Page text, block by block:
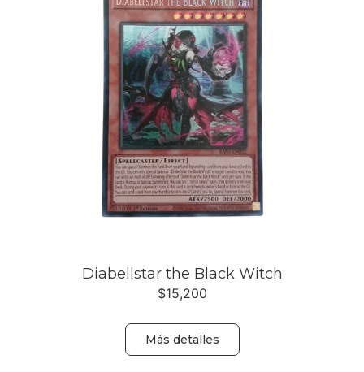
Diabellstar the Black Witch
$15,200
Más detalles